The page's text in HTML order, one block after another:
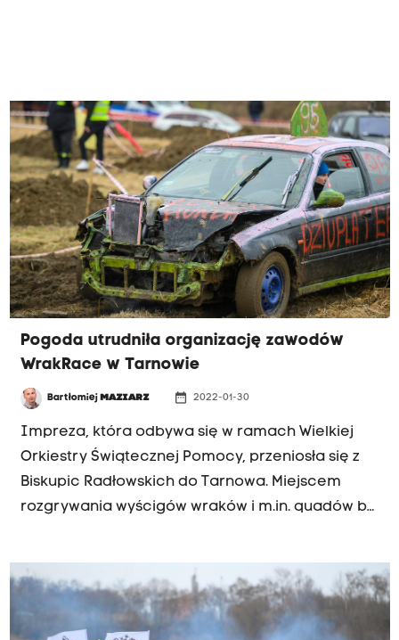
Pogoda utrudniła organizację zawodów
WrakRace w Tarnowie
Bartłomiej MAZIARZ date_range 2022-01-30
Impreza, która odbywa się w ramach Wielkiej
Orkiestry Świątecznej Pomocy, przeniosła się z
Biskupic Radłowskich do Tarnowa. Miejscem
rozgrywania wyścigów wraków i m.in. quadów był
grząski grunt - przyznaje Kazimierz Rędzina
prezes Polskiego Stowarzyszenia Sportowego.